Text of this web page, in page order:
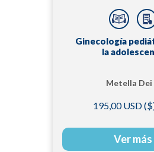
Ginecología
la
Metella
195,00 USD
Ver más